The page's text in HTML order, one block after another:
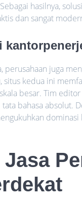
hasilnya,
dan sangat
perusahaan juga
situs kedua ini
besar. Tim
bahasa absolut.